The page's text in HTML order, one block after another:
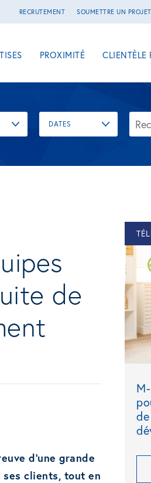
RECRUTEMENT SOUMETTRE UN PROJET
PROXIMITÉ CLIENTÈLE
DATES
de
d’une grande
clients, tout en